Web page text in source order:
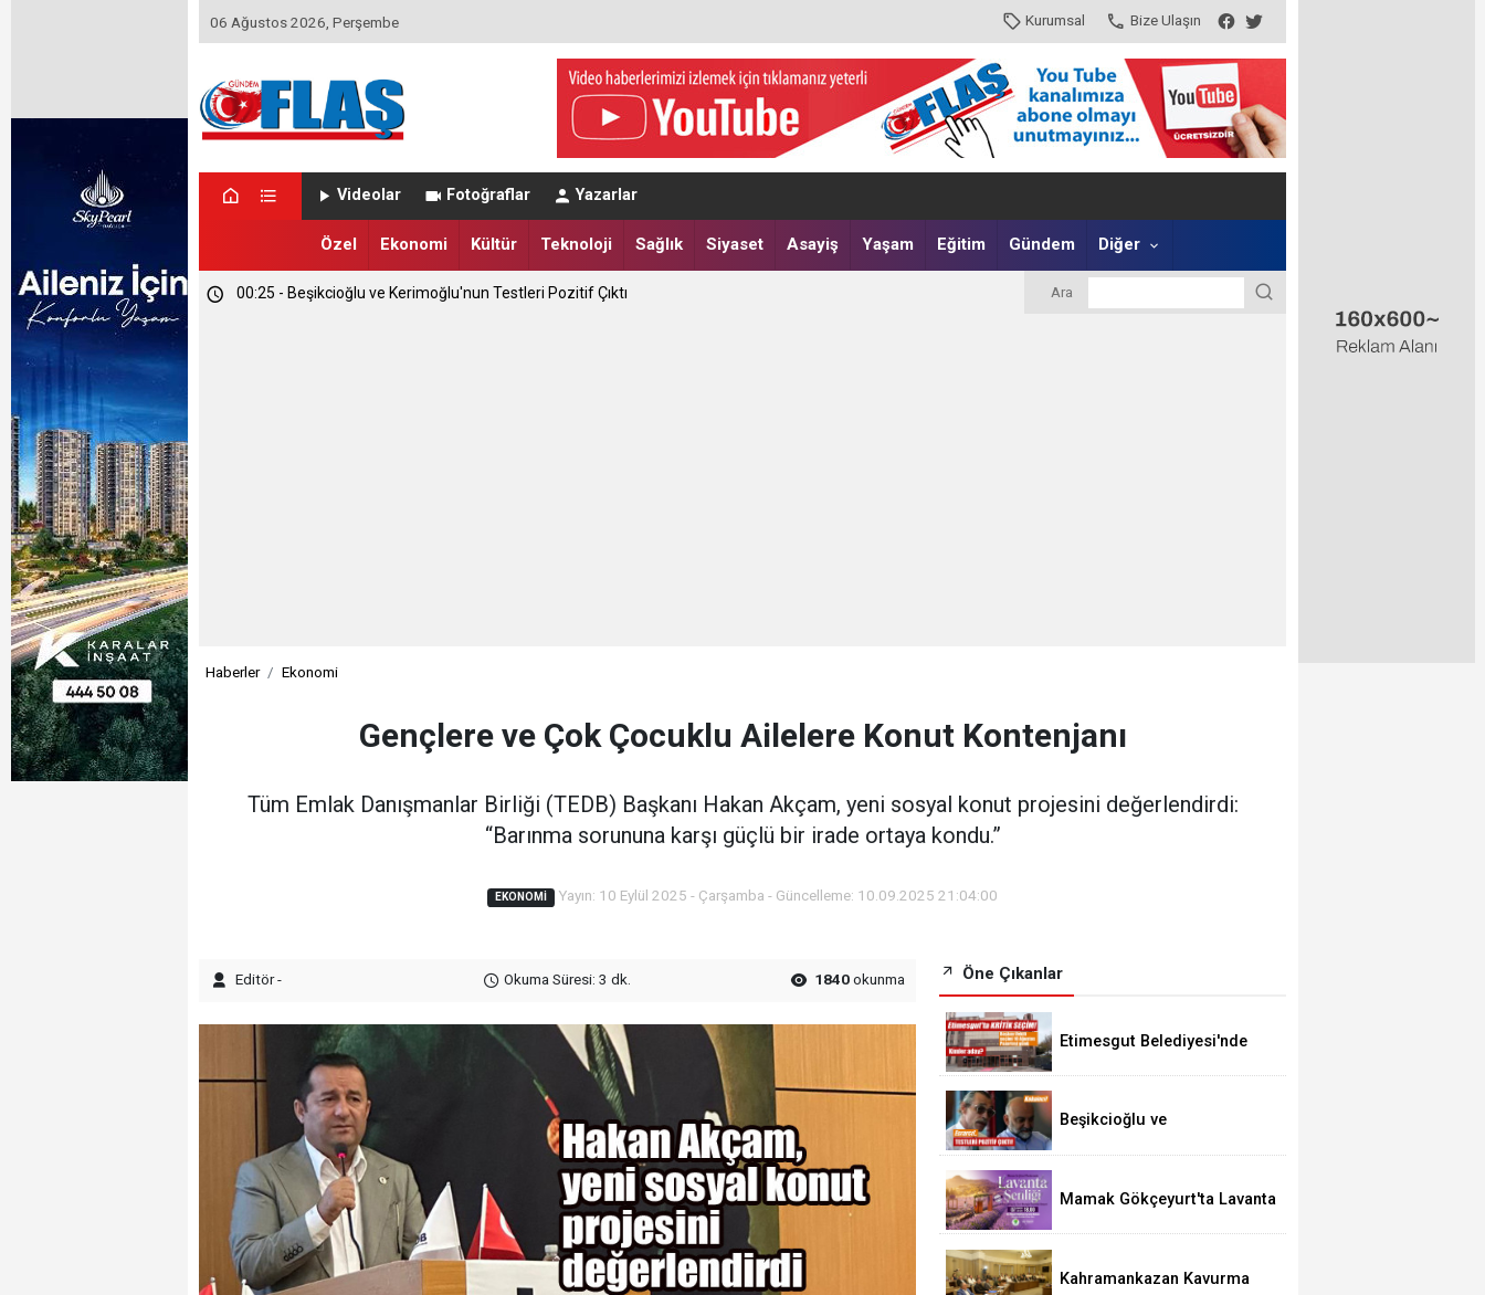
06 Ağustos 2026, Perşembe Kurumsal Bize Ulaşın
Videolar Fotoğraflar Yazarlar
Özel Ekonomi Kültür Teknoloji Sağlık Siyaset Asayiş Yaşam Eğitim Gündem Diğer
01:14 - Kapadokya Vadi Turları Nasıl Yapılır? Ara
Haberler Ekonomi
Gençlere ve Çok Çocuklu Ailelere Konut Kontenjanı
Tüm Emlak Danışmanlar Birliği (TEDB) Başkanı Hakan Akçam, yeni sosyal konut projesini değerlendirdi:
“Barınma sorununa karşı güçlü bir irade ortaya kondu.”
EKONOMI Yayın: 10 Eylül 2025 - Çarşamba - Güncelleme: 10.09.2025 21:04:00
Editör - Okuma Süresi: 3 dk. 1840okunma Öne Çıkanlar
Etimesgut Belediyesi'nde
Beşikcioğlu ve
Pozitif Çıktı
Mamak Gökçeyurt'ta Lavanta
Kahramankazan Kavurma